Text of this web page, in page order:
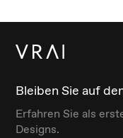
Bleiben Sie auf
Erfahren Sie als
Designs.